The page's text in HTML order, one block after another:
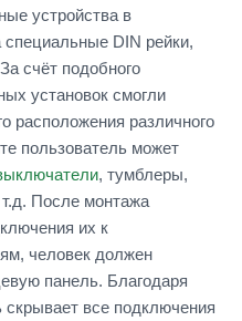
устройства в
DIN рейки,
счёт подобного
установок смогли
расположения различного
пользователь может
, тумблеры,
После монтажа
их к
человек должен
панель. Благодаря
скрывает все подключения